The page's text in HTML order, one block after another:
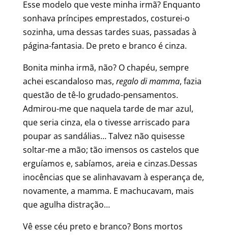
Esse modelo que veste minha irmã? Enquanto
sonhava príncipes emprestados, costurei-o
sozinha, uma dessas tardes suas, passadas à
página-fantasia. De preto e branco é cinza.
Bonita minha irmã, não? O chapéu, sempre
achei escandaloso mas, regalo di mamma, fazia
questão de tê-lo grudado-pensamentos.
Admirou-me que naquela tarde de mar azul,
que seria cinza, ela o tivesse arriscado para
poupar as sandálias… Talvez não quisesse
soltar-me a mão; tão imensos os castelos que
erguíamos e, sabíamos, areia e cinzas.Dessas
inocências que se alinhavavam à esperança de,
novamente, a mamma. E machucavam, mais
que agulha distração…
Vê esse céu preto e branco? Bons mortos